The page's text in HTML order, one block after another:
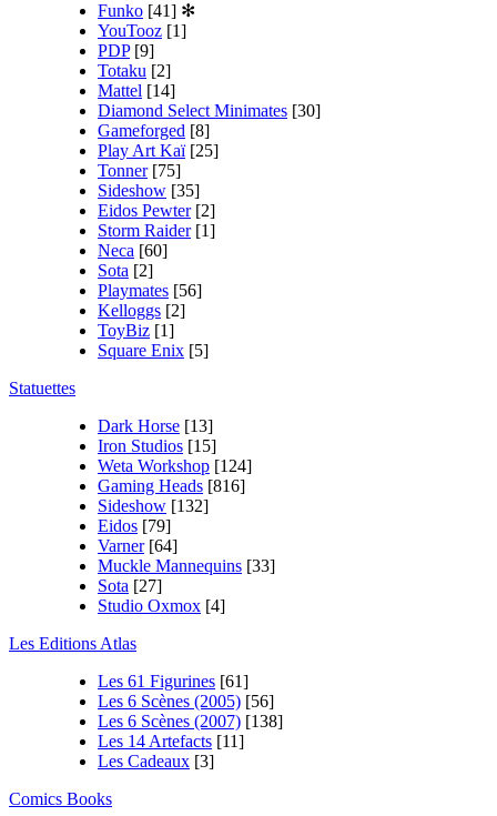
Funko [41] ✻
YouTooz [1]
PDP [9]
Totaku [2]
Mattel [14]
Diamond Select Minimates [30]
Gameforged [8]
Play Art Kaï [25]
Tonner [75]
Sideshow [35]
Eidos Pewter [2]
Storm Raider [1]
Neca [60]
Sota [2]
Playmates [56]
Kelloggs [2]
ToyBiz [1]
Square Enix [5]
Statuettes
Dark Horse [13]
Iron Studios [15]
Weta Workshop [124]
Gaming Heads [816]
Sideshow [132]
Eidos [79]
Varner [64]
Muckle Mannequins [33]
Sota [27]
Studio Oxmox [4]
Les Editions Atlas
Les 61 Figurines [61]
Les 6 Scènes (2005) [56]
Les 6 Scènes (2007) [138]
Les 14 Artefacts [11]
Les Cadeaux [3]
Comics Books